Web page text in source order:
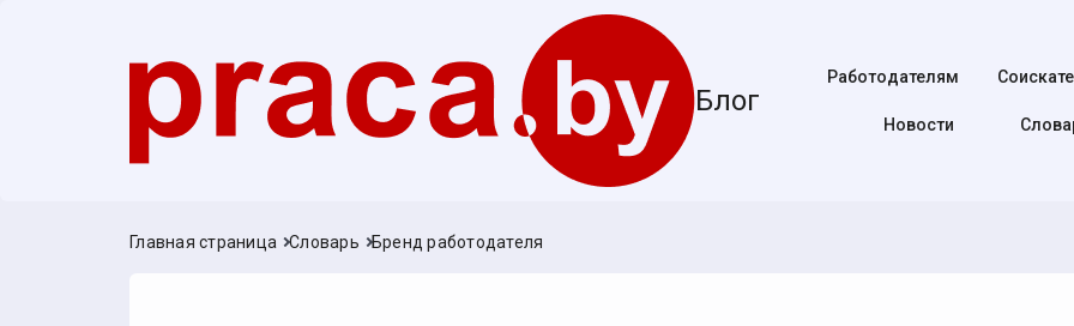
Блог
Работодателям
Новости
Главная страница Словарь Бренд работодателя